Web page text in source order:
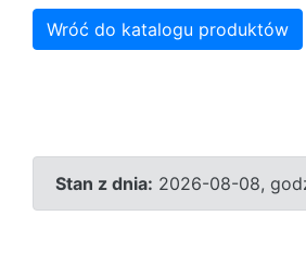
Wróć do katalogu produktów
Stan z dnia: 2026-08-08,